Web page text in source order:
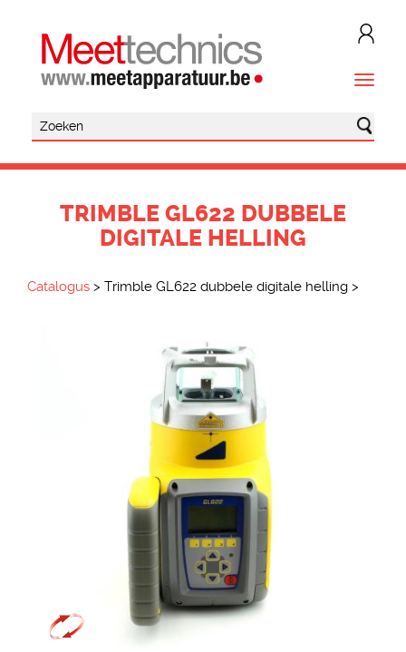
TRIMBLE GL622 DUBBELE
DIGITALE HELLING
Catalogus > Trimble GL622 dubbele digitale helling >